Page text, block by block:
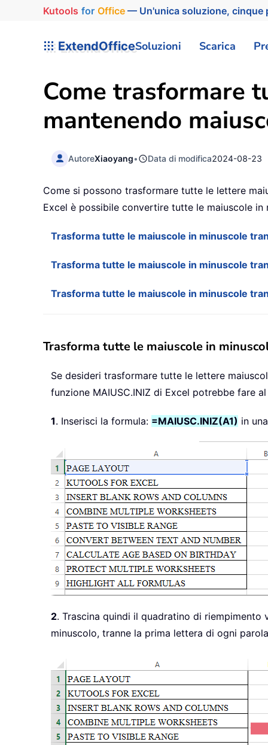
Kutools for Office— Un'unica soluzione, cinque
ExtendOfficeSoluzioni Scarica
Come trasformare
mantenendo
AutoreXiaoyang• Data di modifica2024-08-23
Come si possono trasformare tutte le lettere
Excel è possibile convertire tutte le maiuscole
Trasforma tutte le maiuscole in minuscole
Trasforma tutte le maiuscole in minuscole
Trasforma tutte le maiuscole in minuscole
Trasforma tutte le maiuscole in
Se desideri trasformare tutte le lettere
funzione MAIUSC.INIZ di Excel potrebbe fare
1. Inserisci la formula: =MAIUSC.INIZ(A1) in
2. Trascina quindi il quadratino di
minuscolo, tranne la prima lettera di ogni